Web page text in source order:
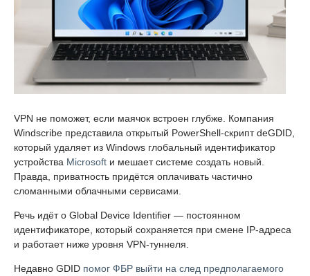
VPN не поможет, если маячок встроен глубже. Компания
Windscribe представила открытый PowerShell-скрипт deGDID,
который удаляет из Windows глобальный идентификатор
устройства Microsoft и мешает системе создать новый.
Правда, приватность придётся оплачивать частично
сломанными облачными сервисами.
Речь идёт о Global Device Identifier — постоянном
идентификаторе, который сохраняется при смене IP-адреса
и работает ниже уровня VPN-туннеля.
Недавно GDID помог ФБР выйти на след предполагаемого